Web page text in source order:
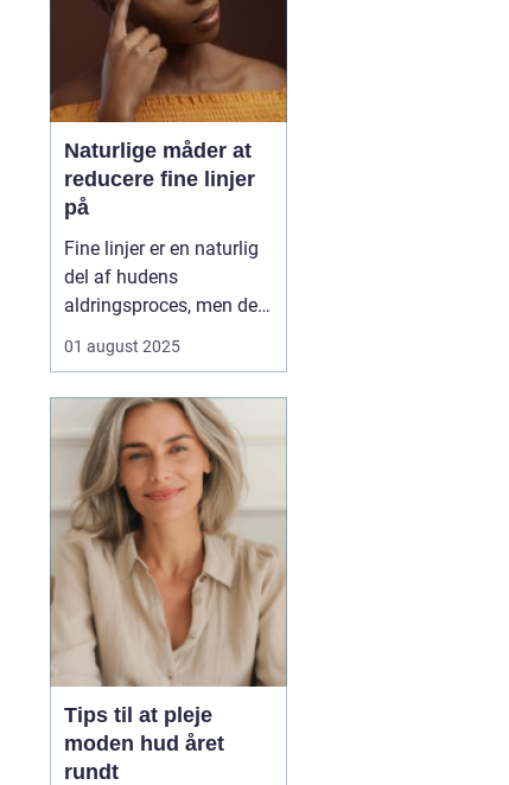
Naturlige måder at
reducere fine linjer
på
Fine linjer er en naturlig
del af hudens
aldringsproces, men der
at reducere deres
dyre behandlinger eller
invasive indgreb. Med
små ændringer i din
daglige rutine, de rett...
01 august 2025
Tips til at pleje
moden hud året
rundt